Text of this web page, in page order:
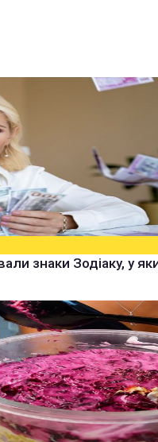
знаки Зодіаку, у